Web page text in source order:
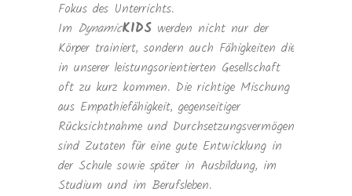
Fokus des Unterrichts.
Im DynamicKIDS werden nicht nur der
Körper trainiert, sondern auch Fähigkeiten die
in unserer leistungsorientierten Gesellschaft
oft zu kurz kommen. Die richtige Mischung
aus Empathiefähigkeit, gegenseitiger
Rücksichtnahme und Durchsetzungsvermögen
sind Zutaten für eine gute Entwicklung in
der Schule sowie später in Ausbildung, im
Studium und im Berufsleben.